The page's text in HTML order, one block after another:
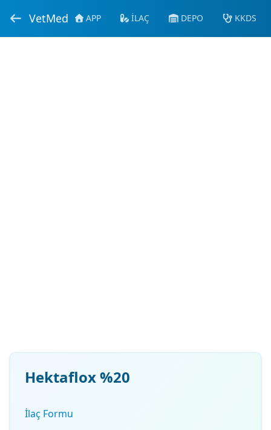
VetMed APP İLAÇ DEPO KKDS
Hektaflox %20
İlaç Formu